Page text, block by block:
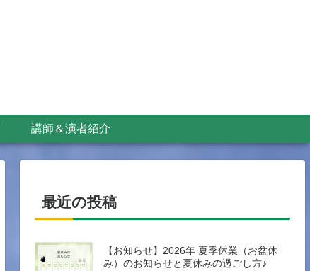
講師＆演者紹介
最近の投稿
【お知らせ】2026年 夏季休業（お盆休
み）のお知らせと夏休みの過ごし方♪